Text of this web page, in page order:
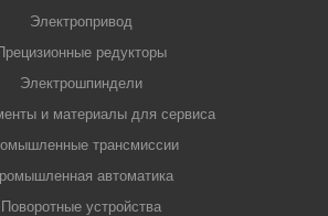
Электропривод
редукторы
Электрошпиндели
и материалы для сервиса
трансмиссии
автоматика
Поворотные устройства